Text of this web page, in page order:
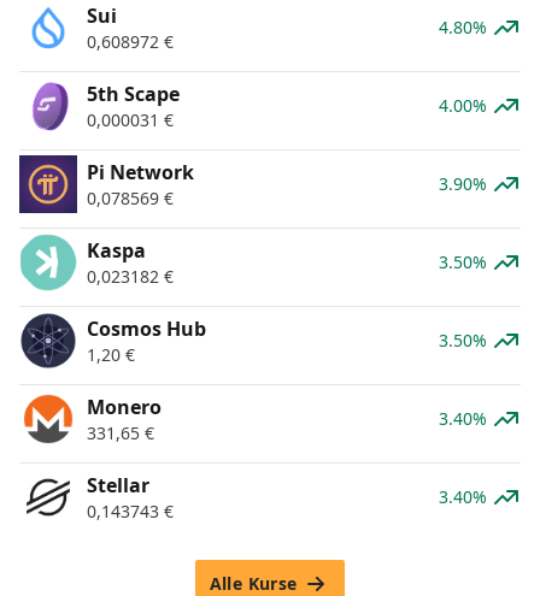
Sui
0,608972 €
4.80%
5th Scape
0,000031 €
4.00%
Pi Network
0,078569 €
3.90%
Kaspa
0,023182 €
3.50%
Cosmos Hub
1,20 €
3.50%
Monero
331,65 €
3.40%
Stellar
0,143743 €
3.40%
Alle Kurse